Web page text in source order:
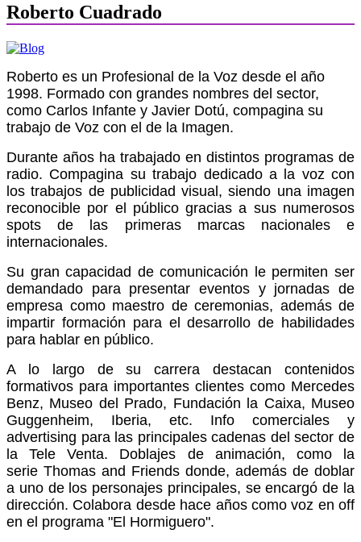
Roberto Cuadrado
Roberto es un Profesional de la Voz desde el año
1998. Formado con grandes nombres del sector,
como Carlos Infante y Javier Dotú, compagina su
trabajo de Voz con el de la Imagen.
Durante años ha trabajado en distintos programas de
radio. Compagina su trabajo dedicado a la voz con
los trabajos de publicidad visual, siendo una imagen
reconocible por el público gracias a sus numerosos
spots de las primeras marcas nacionales e
internacionales.
Su gran capacidad de comunicación le permiten ser
demandado para presentar eventos y jornadas de
empresa como maestro de ceremonias, además de
impartir formación para el desarrollo de habilidades
para hablar en público.
A lo largo de su carrera destacan contenidos
formativos para importantes clientes como Mercedes
Benz, Museo del Prado, Fundación la Caixa, Museo
Guggenheim, Iberia, etc. Info comerciales y
advertising para las principales cadenas del sector de
la Tele Venta. Doblajes de animación, como la
serie Thomas and Friends donde, además de doblar
a uno de los personajes principales, se encargó de la
dirección. Colabora desde hace años como voz en off
en el programa "El Hormiguero".